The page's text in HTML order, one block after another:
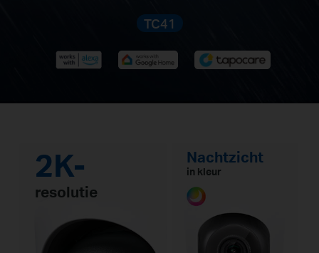
TC41
2K-
resolutie
Nachtzicht
in kleur